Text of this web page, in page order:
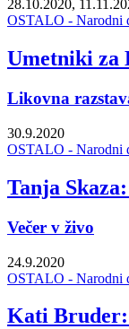
28.10.2020,
OSTALO - Narodni
Umetniki za
Likovna
30.9.2020
OSTALO - Narodni
Tanja
Večer v živo
24.9.2020
OSTALO - Narodni
Kati